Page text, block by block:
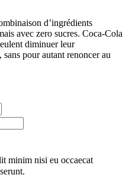
d’ingrédients
avec zero sucres. Coca-Cola
diminuer leur
pour autant renoncer au
minim nisi eu occaecat